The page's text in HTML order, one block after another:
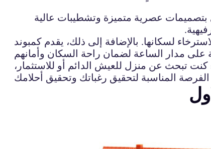
بتصميمات عصرية متميزة وتشطيبات عالية
لسكانها. بالإضافة إلى ذلك، يقدم كمبوند
تبحث عن منزل للعيش الدائم أو للاستثمار،